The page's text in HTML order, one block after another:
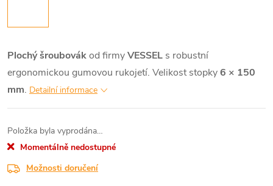
Plochý šroubovákod firmyVESSEL s robustní
ergonomickou gumovou rukojetí. Velikost stopky6 × 150
mm. Detailní informace
Položka byla vyprodána…
Momentálně nedostupné
Možnosti doručení